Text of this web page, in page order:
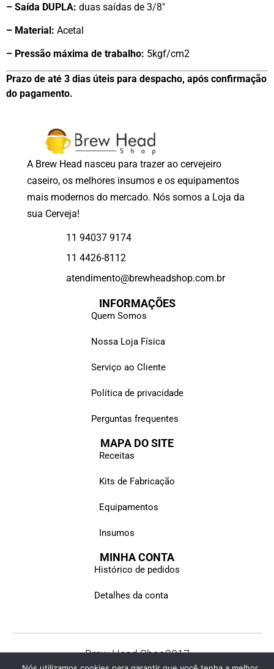
– Saída DUPLA: duas saídas de 3/8″
– Material: Acetal
– Pressão máxima de trabalho: 5kgf/cm2
Prazo de até 3 dias úteis para despacho, após confirmação
do pagamento.
A Brew Head nasceu para trazer ao cervejeiro
caseiro, os melhores insumos e os equipamentos
mais modernos do mercado. Nós somos a Loja da
sua Cerveja!
11 94037 9174
11 4426-8112
atendimento@brewheadshop.com.br
INFORMAÇÕES
Quem Somos
Nossa Loja Física
Serviço ao Cliente
Política de privacidade
Perguntas frequentes
MAPA DO SITE
Receitas
Kits de Fabricação
Equipamentos
Insumos
MINHA CONTA
Histórico de pedidos
Detalhes da conta
Brew Head Shop2017